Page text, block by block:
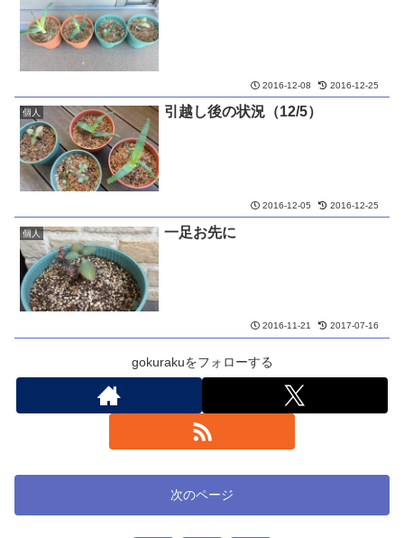
2016-12-08 2016-12-25
個人 引越し後の状況（12/5）
2016-12-05 2016-12-25
個人 一足お先に
2016-11-21 2017-07-16
gokurakuをフォローする
次のページ